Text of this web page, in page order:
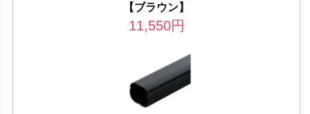
【ブラウン】
11,550円